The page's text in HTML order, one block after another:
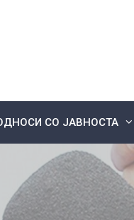
СО ЈАВНОСТА